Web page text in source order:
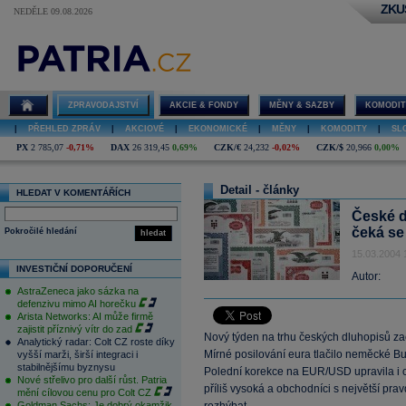
NEDĚLE 09.08.2026
ZPRAVODAJSTVÍ AKCIE & FONDY MĚNY & SAZBY
PŘEHLED ZPRÁV AKCIOVÉ EKONOMICKÉ MĚNY KOMODITY
PX 2 785,07 -0,71% DAX 26 319,45 0,69% CZK/€ 24,232 -0,02% CZK/$ 20,966 0,00%
HLEDAT V KOMENTÁŘÍCH
hledat
Pokročilé hledání
INVESTIČNÍ DOPORUČENÍ
AstraZeneca jako sázka na
defenzivu mimo AI horečku
Arista Networks: AI může firmě
zajistit příznivý vítr do zad
Analytický radar: Colt CZ roste díky
vyšší marži, širší integraci i
stabilnějšímu byznysu
Nové střelivo pro další růst. Patria
mění cílovou cenu pro Colt CZ
Detail - články
České
čeká
15.03.2004
Autor:
Nový týden na trhu českých dluhopisů
Mírné posilování eura tlačilo neměcké
Polední korekce na EUR/USD upravila
příliš vysoká a obchodníci s největší